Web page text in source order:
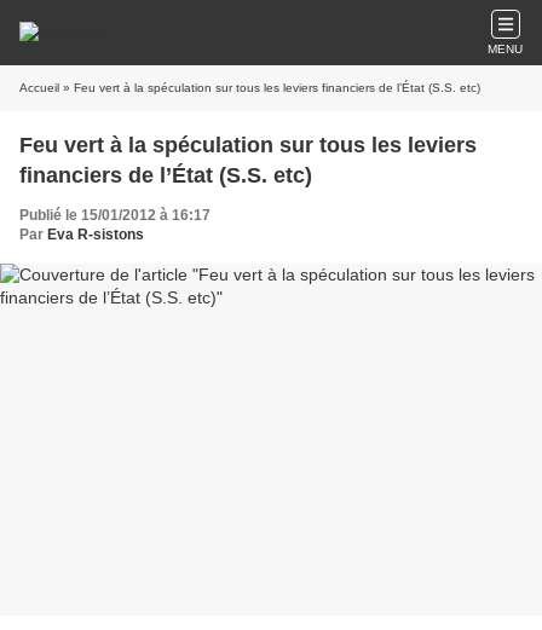
MENU
Accueil » Feu vert à la spéculation sur tous les leviers financiers de l’État (S.S. etc)
Feu vert à la spéculation sur tous les leviers
financiers de l’État (S.S. etc)
Publié le 15/01/2012 à 16:17
Par Eva R-sistons